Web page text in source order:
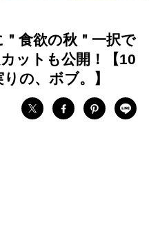
食欲の秋＂一択で
ットも公開！【10
の、ボブ。】